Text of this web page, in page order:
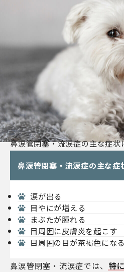
鼻涙管閉塞・流涙症の主な症状
鼻涙管閉塞・流涙症の主な症
涙が出る
目やにが増える
まぶたが腫れる
目周囲に皮膚炎を起こす
目周囲の目が茶褐色にな
鼻涙管閉塞・流涙症では、 特